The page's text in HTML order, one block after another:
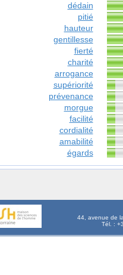
dédain
pitié
hauteur
gentillesse
fierté
charité
arrogance
supériorité
prévenance
morgue
facilité
cordialité
amabilité
égards
44, avenue de
Tél. :